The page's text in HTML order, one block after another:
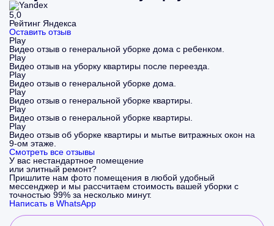
5,0
Рейтинг Яндекса
Оставить отзыв
Play
Видео отзыв о генеральной уборке дома с ребенком.
Play
Видео отзыв на уборку квартиры после переезда.
Play
Видео отзыв о генеральной уборке дома.
Play
Видео отзыв о генеральной уборке квартиры.
Play
Видео отзыв о генеральной уборке квартиры.
Play
Видео отзыв об уборке квартиры и мытье витражных окон на
9-ом этаже.
Смотреть все отзывы
У вас нестандартное помещение
или элитный ремонт?
Пришлите нам фото помещения в любой удобный
мессенджер и мы рассчитаем стоимость вашей уборки с
точностью 99% за несколько минут.
Написать в WhatsApp